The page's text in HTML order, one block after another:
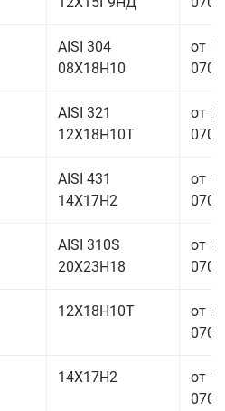
AISI 304
08Х18Н10
от
AISI 321
12Х18Н10Т
от
AISI 431
14Х17Н2
от
AISI 310S
20Х23Н18
от
12Х18Н10Т
от
14Х17Н2
от